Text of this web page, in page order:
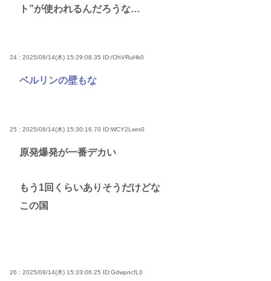
ト”が使われるんだろうな…
24 : 2025/08/14(木) 15:29:08.35 ID:/OhVRuHk0
ベルリンの壁もな
25 : 2025/08/14(木) 15:30:16.70 ID:WCY2Lwrx0
原発爆発が一番デカい
もう1回くらいありそうだけどな
この国
26 : 2025/08/14(木) 15:33:06.25 ID:GdwpncfL0